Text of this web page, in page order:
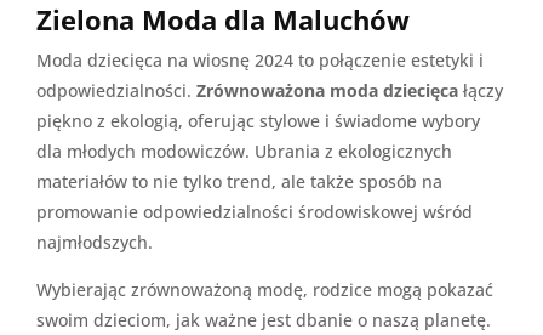
Zielona Moda dla Maluchów
Moda dziecięca na wiosnę 2024 to połączenie estetyki i
odpowiedzialności. Zrównoważona moda dziecięca łączy
piękno z ekologią, oferując stylowe i świadome wybory
dla młodych modowiczów. Ubrania z ekologicznych
materiałów to nie tylko trend, ale także sposób na
promowanie odpowiedzialności środowiskowej wśród
najmłodszych.
Wybierając zrównoważoną modę, rodzice mogą pokazać
swoim dzieciom, jak ważne jest dbanie o naszą planetę.